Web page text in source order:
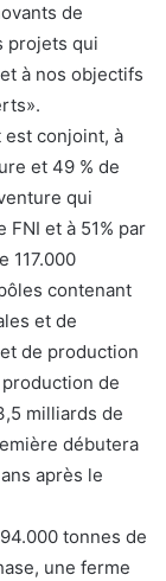
de
projets qui
à nos objectifs
conjoint, à
et 49 % de
qui
et à 51% par
117.000
contenant
et de
de production
de
milliards de
débutera
après le
tonnes de
une ferme